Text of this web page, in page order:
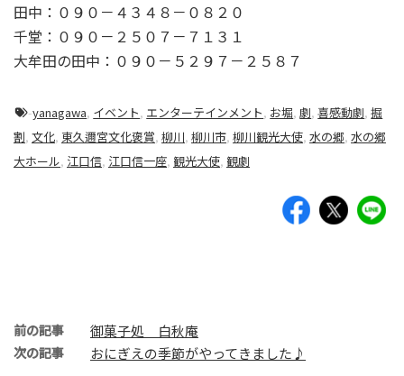
田中：０９０－４３４８－０８２０
千堂：０９０－２５０７－７１３１
大牟田の田中：０９０－５２９７－２５８７
-yanagawa, イベント, エンターテインメント, お堀,劇,喜感動劇,掘
割, 文化, 東久邇宮文化褒賞, 柳川, 柳川市, 柳川観光大使, 水の郷, 水の郷
大ホール, 江口信, 江口信一座, 観光大使, 観劇
前の記事 御菓子処 白秋庵
次の記事 おにぎえの季節がやってきました♪